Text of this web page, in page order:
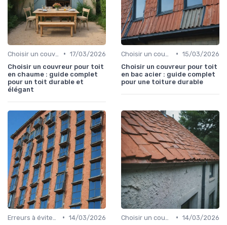
• 17/03/2026
Choisir un couvreur pour toit
en chaume : guide complet
pour un toit durable et
élégant
• 15/03/2026
Choisir un couvreur pour toit
en bac acier : guide complet
pour une toiture durable
• 14/03/2026
• 14/03/2026